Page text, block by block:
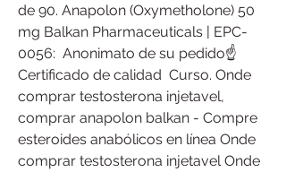
de 90. Anapolon (Oxymetholone) 50
mg Balkan Pharmaceuticals | EPC-
0056:  Anonimato de su pedido☝️
Certificado de calidad  Curso. Onde
comprar testosterona injetavel,
comprar anapolon balkan - Compre
esteroides anabólicos en línea Onde
comprar testosterona injetavel Onde